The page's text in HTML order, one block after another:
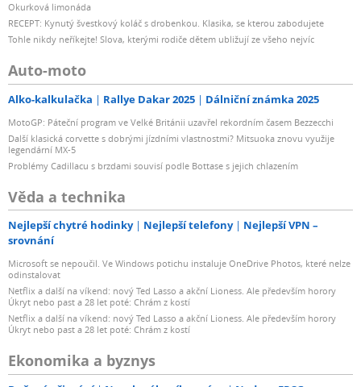
Okurková limonáda
RECEPT: Kynutý švestkový koláč s drobenkou. Klasika, se kterou zabodujete
Tohle nikdy neříkejte! Slova, kterými rodiče dětem ubližují ze všeho nejvíc
Auto-moto
Alko-kalkulačka Rallye Dakar 2025 Dálniční známka 2025
MotoGP: Páteční program ve Velké Británii uzavřel rekordním časem Bezzecchi
Další klasická corvette s dobrými jízdními vlastnostmi? Mitsuoka znovu využije
legendární MX-5
Problémy Cadillacu s brzdami souvisí podle Bottase s jejich chlazením
Věda a technika
Nejlepší chytré hodinky Nejlepší telefony
Nejlepší VPN –
srovnání
Microsoft se nepoučil. Ve Windows potichu instaluje OneDrive Photos, které nelze
odinstalovat
Netflix a další na víkend: nový Ted Lasso a akční Lioness. Ale především horory
Úkryt nebo past a 28 let poté: Chrám z kostí
Netflix a další na víkend: nový Ted Lasso a akční Lioness. Ale především horory
Úkryt nebo past a 28 let poté: Chrám z kostí
Ekonomika a byznys